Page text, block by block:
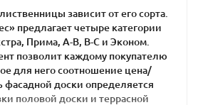
зависит от его сорта.
предлагает четыре категории
Прима, А-В, В-С и Эконом.
позволит каждому покупателю
для него соотношение цена/
фасадной доски определяется
половой доски и террасной